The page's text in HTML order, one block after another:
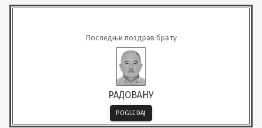
Последњи поздрав брату
РАДОВАНУ
POGLEDAJ